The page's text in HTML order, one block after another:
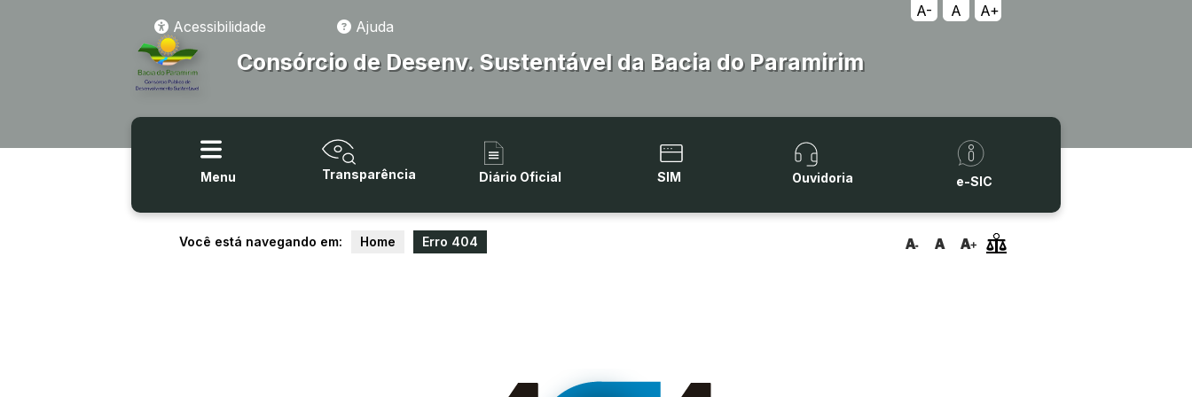
A- A
A+
Acessibilidade
Ajuda
Consórcio de Desenv. Sustentável da Bacia do Paramirim
Menu Transparência Diário Oficial SIM Ouvidoria e-SIC
Você está navegando em: Home Erro 404